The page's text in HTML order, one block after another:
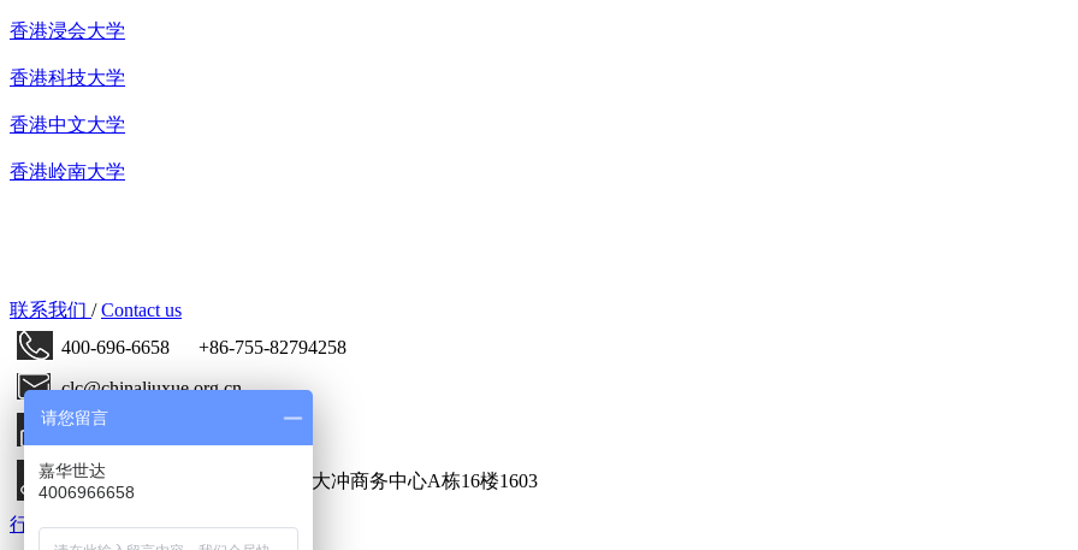
香港浸会大学
香港科技大学
香港中文大学
香港岭南大学
联系我们 /Contact us
400-696-6658 +86-755-82794258
clc@chinaliuxue.org.cn
公司传真：+86-755-82793483
深圳市南山区深南大道9680号大冲商务中心A栋16楼1603
行业动态/Industry News
请您留言
嘉华世达
4006966658